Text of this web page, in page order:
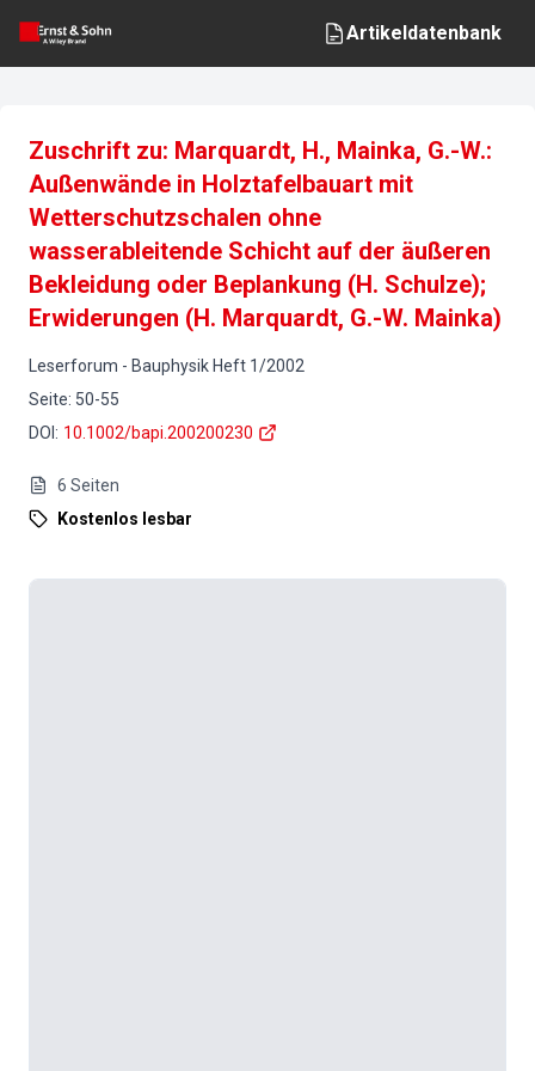
Artikeldatenbank
Zuschrift zu: Marquardt, H., Mainka, G.-W.:
Außenwände in Holztafelbauart mit
Wetterschutzschalen ohne
wasserableitende Schicht auf der äußeren
Bekleidung oder Beplankung (H. Schulze);
Erwiderungen (H. Marquardt, G.-W. Mainka)
Leserforum - Bauphysik Heft 1/2002
Seite: 50-55
DOI : 10.1002/bapi.200200230
6 Seiten
Kostenlos lesbar